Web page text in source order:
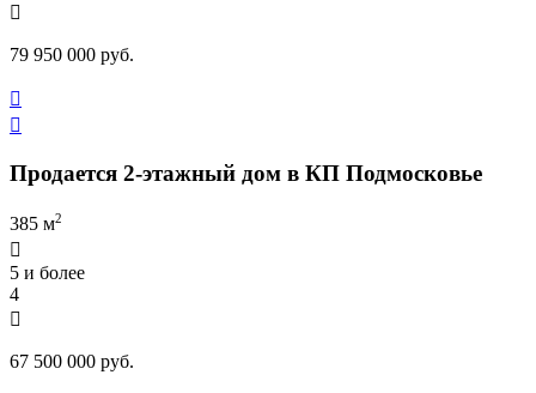

79 950 000 руб.


Продается 2-этажный дом в КП Подмосковье
385 м2

5 и более
4

67 500 000 руб.